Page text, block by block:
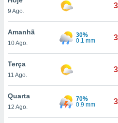
lhe
e
com
Pode
e
a
9 Ago.
Amanhã
10 Ago.
30%
0.1 mm
Terça
11 Ago.
Quarta
12 Ago.
70%
0.9 mm